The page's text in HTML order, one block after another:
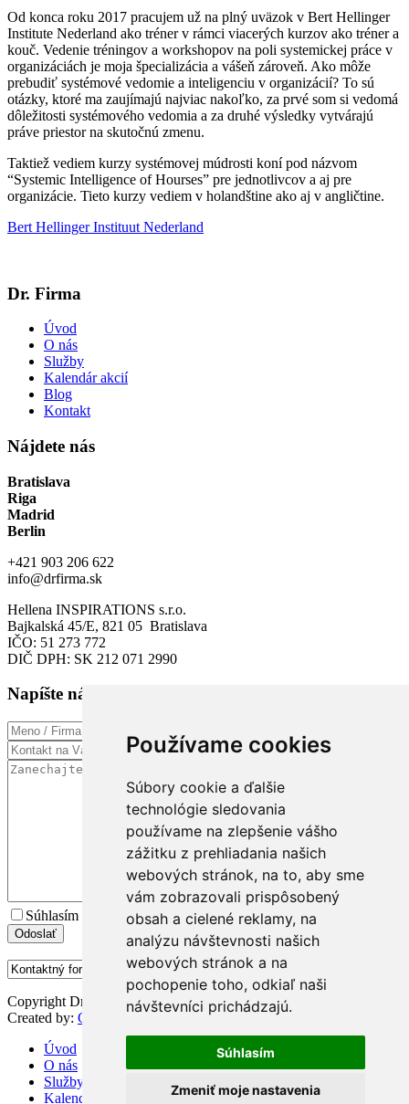
Používame cookies
Súbory cookie a ďalšie
technológie sledovania
používame na zlepšenie vášho
zážitku z prehliadania našich
webových stránok, na to, aby sme
vám zobrazovali prispôsobený
obsah a cielené reklamy, na
analýzu návštevnosti našich
webových stránok a na
pochopenie toho, odkiaľ naši
návštevníci prichádzajú.
Súhlasím
Zmeniť moje nastavenia
Od konca roku 2017 pracujem už na plný uväzok v Bert Hellinger
Institute Nederland ako tréner v rámci viacerých kurzov ako tréner a
kouč. Vedenie tréningov a workshopov na poli systemickej práce v
organizáciách je moja špecializácia a vášeň zároveň. Ako môže
prebudiť systémové vedomie a inteligenciu v organizácií? To sú
otázky, ktoré ma zaujímajú najviac nakoľko, za prvé som si vedomá
dôležitosti systémového vedomia a za druhé výsledky vytvárajú
práve priestor na skutočnú zmenu.
Taktiež vediem kurzy systémovej múdrosti koní pod názvom
“Systemic Intelligence of Hourses” pre jednotlivcov a aj pre
organizácie. Tieto kurzy vediem v holandštine ako aj v angličtine.
Bert Hellinger Instituut Nederland
Dr. Firma
Úvod
O nás
Služby
Kalendár akcií
Blog
Kontakt
Nájdete nás
Bratislava
Riga
Madrid
Berlin
+421 903 206 622
info@drfirma.sk
Hellena INSPIRATIONS s.r.o.
Bajkalská 45/E, 821 05 Bratislava
IČO: 51 273 772
DIČ DPH: SK 212 071 2990
Napíšte nám
Súhlasím s podmienkami spracúvania osobných údajov
Copyright Dr. Firma 2015 / All rights reserved
Created by: Grappastudio
Úvod
O nás
Služby
Kalendár akcií